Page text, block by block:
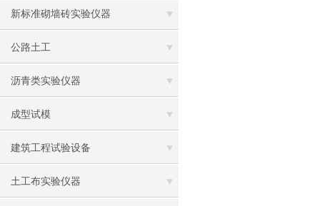
新标准砌墙砖实验仪器
公路土工
沥青类实验仪器
成型试模
建筑工程试验设备
土工布实验仪器